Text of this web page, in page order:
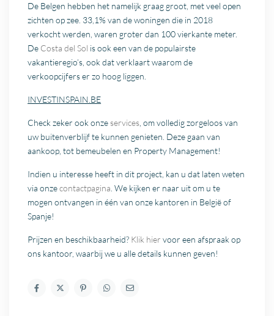
De Belgen hebben het namelijk graag groot, met veel open
zichten op zee. 33,1% van de woningen die in 2018
verkocht werden, waren groter dan 100 vierkante meter.
De Costa del Sol is ook een van de populairste
vakantieregio’s, ook dat verklaart waarom de
verkoopcijfers er zo hoog liggen.
INVESTINSPAIN.BE
Check zeker ook onze services , om volledig zorgeloos van
uw buitenverblijf te kunnen genieten. Deze gaan van
aankoop, tot bemeubelen en Property Management!
Indien u interesse heeft in dit project, kan u dat laten weten
via onzecontactpagina . We kijken er naar uit om u te
mogen ontvangen in één van onze kantoren in België of
Spanje!
Prijzen en beschikbaarheid? Klik hier voor een afspraak op
ons kantoor, waarbij we u alle details kunnen geven!